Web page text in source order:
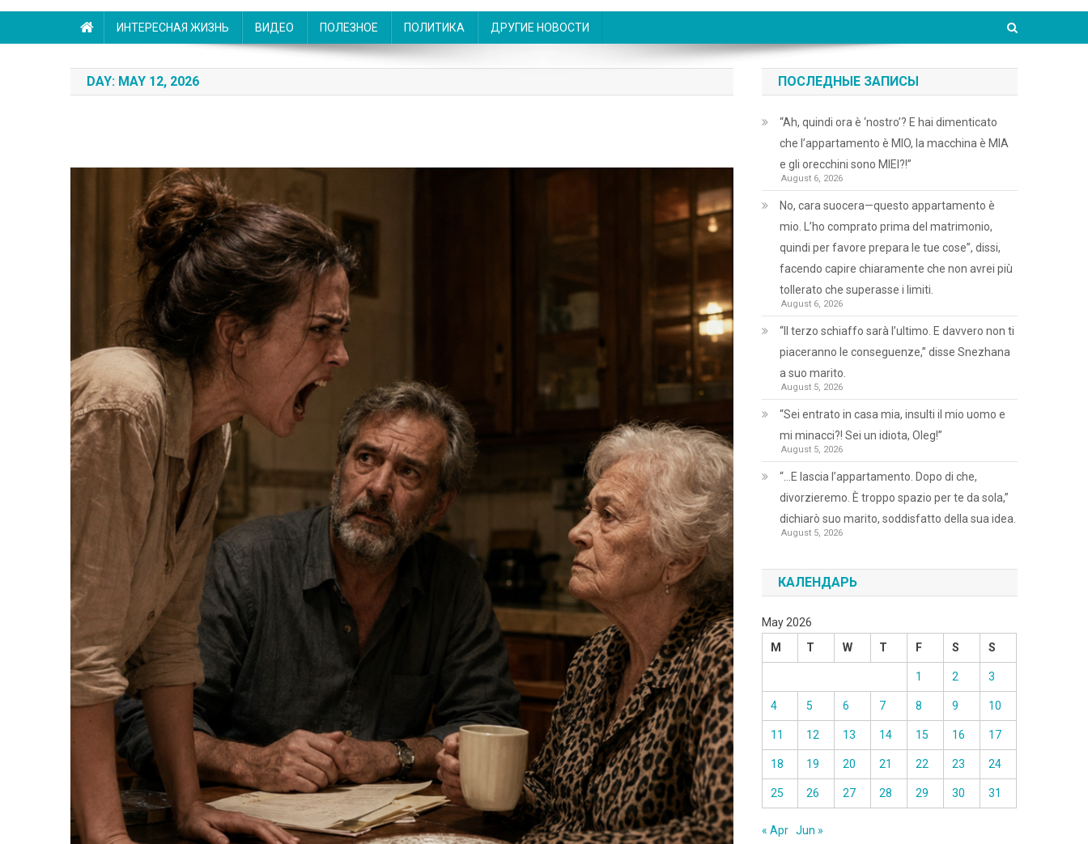
ИНТЕРЕСНАЯ ЖИЗНЬ ВИДЕО ПОЛЕЗНОЕ ПОЛИТИКА ДРУГИЕ НОВОСТИ
DAY: MAY 12, 2026 ПОСЛЕДНЫЕ ЗАПИСЫ
“Ah, quindi ora è ‘nostro’? E hai dimenticato
che l’appartamento è MIO, la macchina è MIA
e gli orecchini sono MIEI?!”
August 6, 2026
No, cara suocera—questo appartamento è
mio. L’ho comprato prima del matrimonio,
quindi per favore prepara le tue cose”, dissi,
facendo capire chiaramente che non avrei più
tollerato che superasse i limiti.
August 6, 2026
“Il terzo schiaffo sarà l’ultimo. E davvero non ti
piaceranno le conseguenze,” disse Snezhana
a suo marito.
August 5, 2026
“Sei entrato in casa mia, insulti il mio uomo e
mi minacci?! Sei un idiota, Oleg!”
August 5, 2026
“…E lascia l’appartamento. Dopo di che,
divorzieremo. È troppo spazio per te da sola,”
dichiarò suo marito, soddisfatto della sua idea.
August 5, 2026
КАЛЕНДАРЬ
May 2026
M
T W T F S S
1 2 3
4 5 6 7 8 9 10
11 12 13 14 15 16 17
18 19 20 21 22 23 24
25 26 27 28 29 30 31
« Apr Jun »